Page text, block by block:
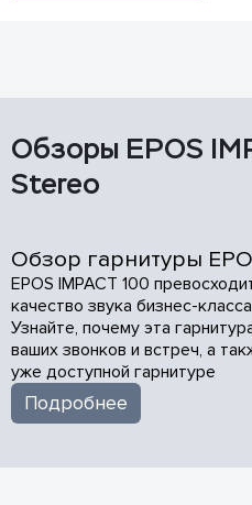
Обзоры EPOS
Stereo
Обзор гарнитуры
EPOS IMPACT 100
качество звука бизнес-
Узнайте, почему эта
ваших звонков и встреч, а
уже доступной гарнитуре
Подробнее